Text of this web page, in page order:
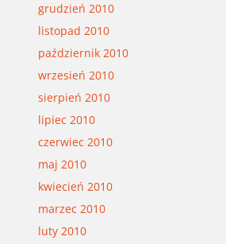
grudzień 2010
listopad 2010
październik 2010
wrzesień 2010
sierpień 2010
lipiec 2010
czerwiec 2010
maj 2010
kwiecień 2010
marzec 2010
luty 2010